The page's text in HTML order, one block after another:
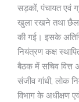
सड़कों, पंचायत एवं
खुला रखने तथा छैला
की गई। इसके
नियंत्रण कक्ष
बैठक में सचिव वित्त
संजीव गांधी, लोक
विभाग के अधीक्षण